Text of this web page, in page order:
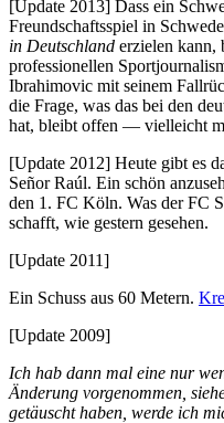
[Update 2013] Dass ein
Freundschaftsspiel in
in Deutschland erzielen kann,
professionellen
Ibrahimovic mit seinem
die Frage, was das bei den
hat, bleibt offen — vielleicht
[Update 2012] Heute gibt es
Señor Raúl. Ein schön
den 1. FC Köln. Was der FC
schafft, wie gestern gesehen.
[Update 2011]
Ein Schuss aus 60 Metern.
[Update 2009]
Ich hab dann mal eine nur
Änderung vorgenommen,
getäuscht haben, werde ich